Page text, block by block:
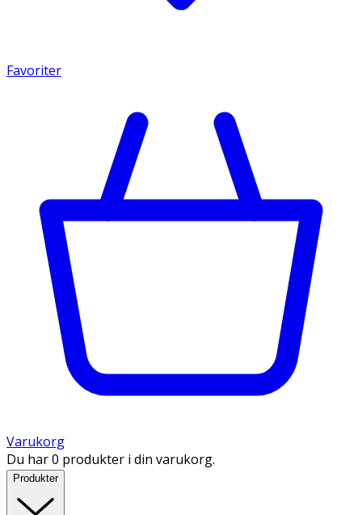
Favoriter
Varukorg
Du har 0 produkter i din varukorg.
Produkter